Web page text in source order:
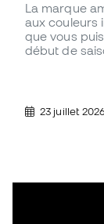
La marque
aux couleurs
que vous
début de
23 juillet 2026